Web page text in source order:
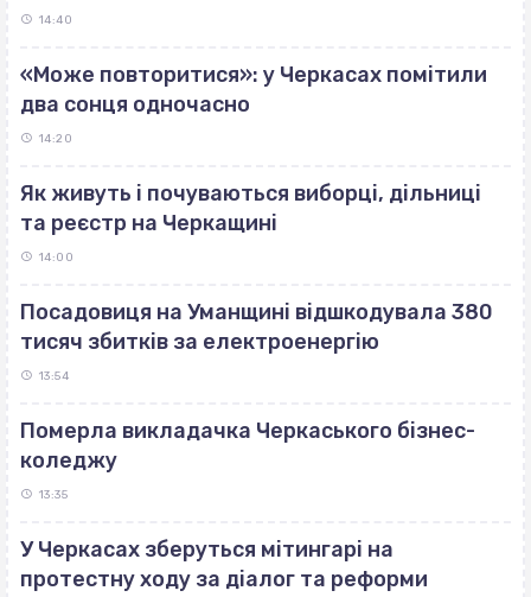
14:40
«Може повторитися»: у Черкасах помітили
два сонця одночасно
14:20
Як живуть і почуваються виборці, дільниці
та реєстр на Черкащині
14:00
Посадовиця на Уманщині відшкодувала 380
тисяч збитків за електроенергію
13:54
Померла викладачка Черкаського бізнес-
коледжу
13:35
У Черкасах зберуться мітингарі на
протестну ходу за діалог та реформи